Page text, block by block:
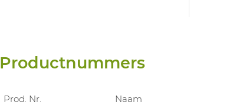
Productnummers
Prod. Nr. Naam